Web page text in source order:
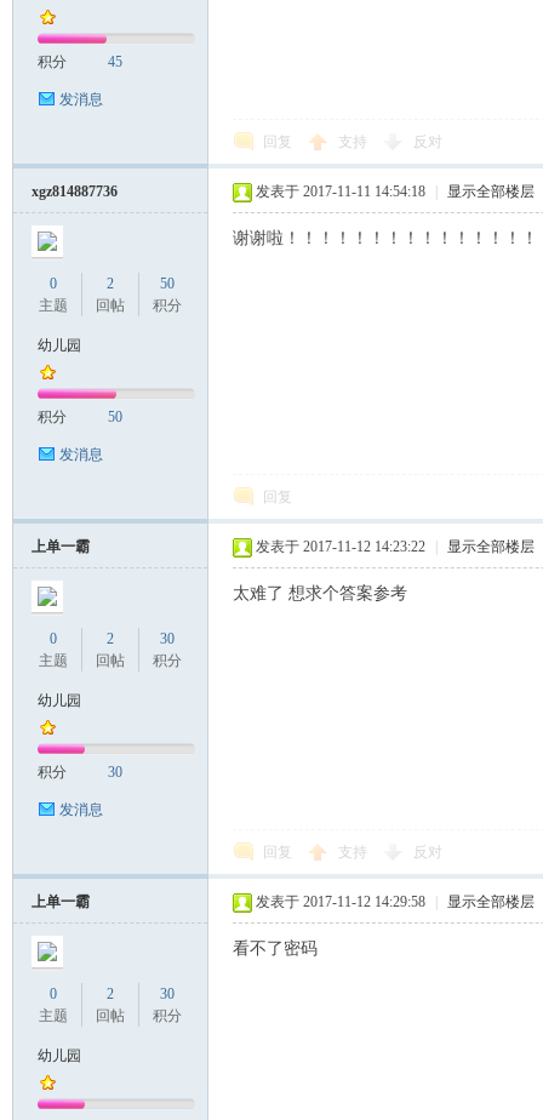
积分 45
发消息
回复 支持 反对
xgz814887736
0
主题
2
回帖
50
积分
幼儿园
积分 50
发消息
发表于 2017-11-11 14:54:18 显示全部楼层
谢谢啦！！！！！！！！！！！！！！！
回复
上单一霸
0
主题
2
回帖
30
积分
幼儿园
积分 30
发消息
发表于 2017-11-12 14:23:22 显示全部楼层
太难了 想求个答案参考
回复 支持 反对
上单一霸
0
主题
2
回帖
30
积分
幼儿园
发表于 2017-11-12 14:29:58 显示全部楼层
看不了密码